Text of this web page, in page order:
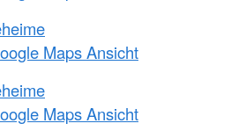
Maps Ansicht
Maps Ansicht